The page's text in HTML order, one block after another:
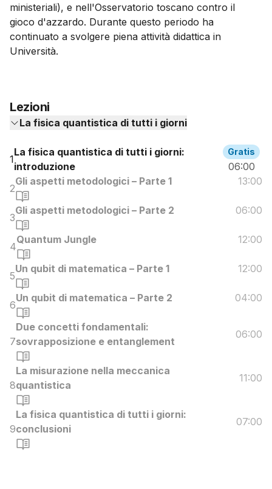
ministeriali), e nell'Osservatorio toscano contro il
gioco d'azzardo. Durante questo periodo ha
continuato a svolgere piena attività didattica in
Università.
Lezioni
La fisica quantistica di tutti i giorni
1
La fisica quantistica di tutti i giorni:
introduzione
Gratis
06:00
2
Gli aspetti metodologici – Parte 1 13:00
3
Gli aspetti metodologici – Parte 2 06:00
4
Quantum Jungle 12:00
5
Un qubit di matematica – Parte 1 12:00
6
Un qubit di matematica – Parte 2 04:00
7
Due concetti fondamentali:
sovrapposizione e entanglement
06:00
8
La misurazione nella meccanica
quantistica
11:00
9
La fisica quantistica di tutti i giorni:
conclusioni
07:00